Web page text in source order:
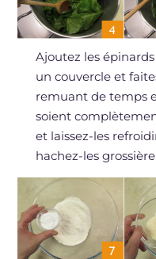
Ajoutez les
un couvercle et
remuant de temps
soient
et laissez-les
hachez-les